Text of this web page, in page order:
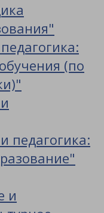
(по
педагогика:
и